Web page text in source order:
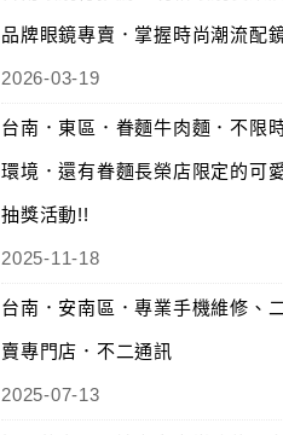
品牌眼鏡專賣．掌握時尚潮流配
2026-03-19
台南．東區．眷麵牛肉麵．不限
環境．還有眷麵長榮店限定的可
抽獎活動!!
2025-11-18
台南．安南區．專業手機維修、
賣專門店．不二通訊
2025-07-13